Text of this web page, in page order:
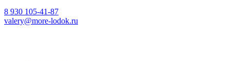
8 930 105-41-87
valery@more-lodok.ru